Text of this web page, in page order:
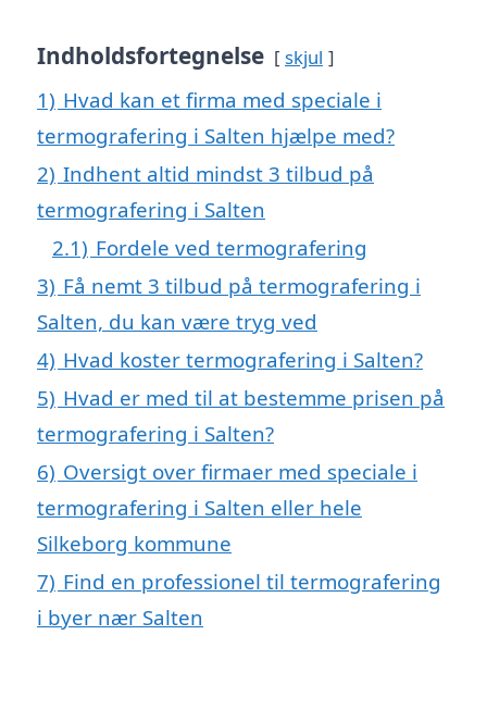
Indholdsfortegnelse skjul
1) Hvad kan et firma med speciale i
termografering i Salten hjælpe med?
2) Indhent altid mindst 3 tilbud på
termografering i Salten
2.1) Fordele ved termografering
3) Få nemt 3 tilbud på termografering i
Salten, du kan være tryg ved
4) Hvad koster termografering i Salten?
5) Hvad er med til at bestemme prisen på
termografering i Salten?
6) Oversigt over firmaer med speciale i
termografering i Salten eller hele
Silkeborg kommune
7) Find en professionel til termografering
i byer nær Salten